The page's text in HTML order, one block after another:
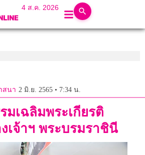
4 ส.ค. 2026
สนา 2 มิ.ย. 2565 • 7:34 น.
มเฉลิมพระเกียรติ
เจ้าฯ พระบรมราชินี